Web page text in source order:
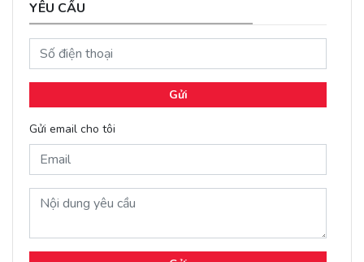
YÊU CẦU
Gửi
Gửi email cho tôi